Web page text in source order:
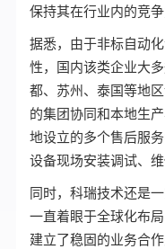
保持其在行业内的竞争
据悉，由于非标自动
性，国内该类企业大
都、苏州、泰国等地
的集团协同和本地生
地设立的多个售后服
设备现场安装调试、维
同时，科瑞技术还是
一直着眼于全球化布
建立了稳固的业务合